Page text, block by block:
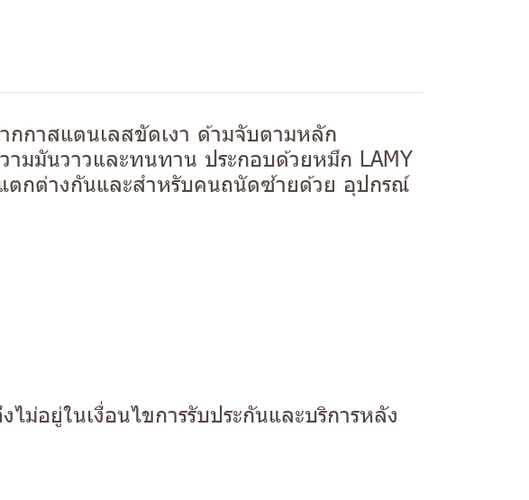
กกาสแตนเลสขัดเงา ด้ามจับตามหลัก
มมันวาวและทนทาน ประกอบด้วยหมึก LAMY
ตกต่างกันและสำหรับคนถนัดซ้ายด้วย อุปกรณ์
อยู่ในเงื่อนไขการรับประกันและบริการหลัง